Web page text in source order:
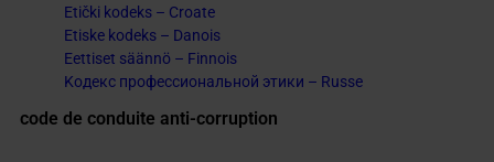
Etički kodeks – Croate
Etiske kodeks – Danois
Eettiset säännö – Finnois
Kодекс профессиональной этики – Russe
code de conduite anti-corruption